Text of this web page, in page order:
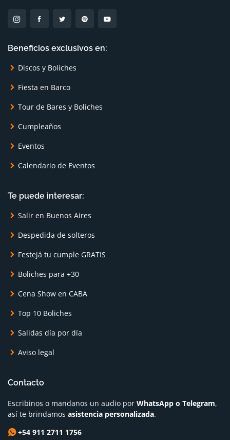
Beneficios exclusivos en:
Discos y Boliches
Fiesta en Barco
Tour de Bares y Boliches
Cumpleaños
Eventos
Calendario de Eventos
Te puede interesar:
Salir en Buenos Aires
Despedida de solteros
Festejá tu cumple GRATIS
Boliches para +30
Cena Show en CABA
Top 10 Boliches
Salidas día por día
Aviso legal
Contacto
Escribinos o mandanos un audio por WhatsApp o Telegram,
así te brindamos asistencia personalizada.
+54 911 2711 1756